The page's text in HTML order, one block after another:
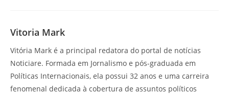
Vitoria Mark
Vitória Mark é a principal redatora do portal de notícias
Noticiare. Formada em Jornalismo e pós-graduada em
Políticas Internacionais, ela possui 32 anos e uma carreira
fenomenal dedicada à cobertura de assuntos políticos